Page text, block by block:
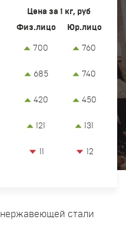
в Челябинске
Цена за 1 кг, руб
Физ.лицо
Юр.лицо
700 760
685 740
420 450
121 131
12
нержавеющей стали